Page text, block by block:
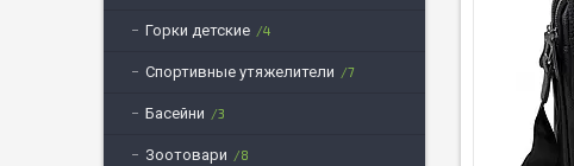
Горки детские 4
Спортивные утяжелители 7
Басейни 3
Зоотовари 8